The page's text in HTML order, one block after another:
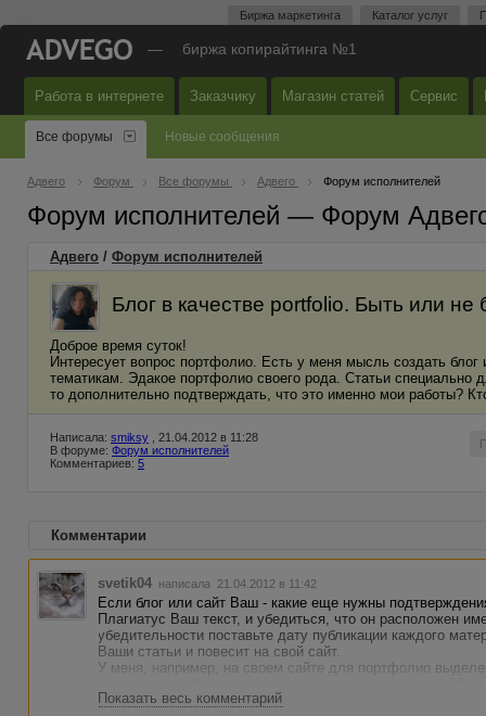
Биржа маркетинга Каталог услуг
— биржа копирайтинга №1
Работа в интернете Заказчику Магазин статей Сервис
Все форумы Новые сообщения
Адвего Форум Все форумы Адвего Форум исполнителей
Форум исполнителей — Форум
Адвего / Форум исполнителей
Блог в качестве portfolio. Быть или не
Доброе время суток!
Интересует вопрос портфолио. Есть у меня мысль создать
тематикам. Эдакое портфолио своего рода. Статьи
то дополнительно подтверждать, что это именно мои работы?
Написала: smiksy , 21.04.2012 в 11:28
В форуме: Форум исполнителей
Комментариев: 5
Комментарии
svetik04 написала 21.04.2012 в 11:42
Если блог или сайт Ваш - какие еще нужны
Плагиатус Ваш текст, и убедиться, что он расположен
убедительности поставьте дату публикации каждого
Ваши статьи и повесит на свой сайт.
У меня, например, на своем сайте для портфолио
на этом сайте".
Показать весь комментарий